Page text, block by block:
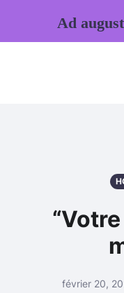
février 20,
Ad